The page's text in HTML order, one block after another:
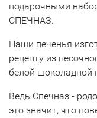
подарочными
СПЕЧНАЗ.
Наши печенья
рецепту из
белой шоколадной
Ведь Спечназ -
это значит, что